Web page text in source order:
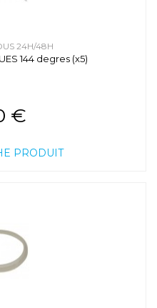
24H/48H
144 degres (x5)
€
PRODUIT